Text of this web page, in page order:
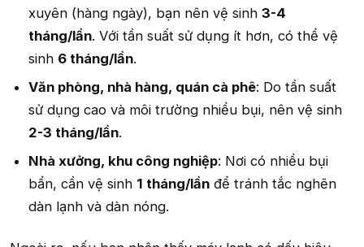
xuyên (hàng ngày), bạn nên vệ sinh3-4
tháng/lần. Với tần suất sử dụng ít hơn, có thể vệ
sinh 6 tháng/lần.
Văn phòng, nhà hàng, quán cà phê: Do tần suất
sử dụng cao và môi trường nhiều bụi, nên vệ sinh
2-3 tháng/lần.
Nhà xưởng, khu công nghiệp: Nơi có nhiều bụi
bẩn, cần vệ sinh 1 tháng/lần để tránh tắc nghẽn
dàn lạnh và dàn nóng.